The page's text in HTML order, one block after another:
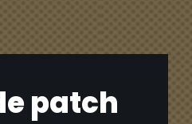
patch